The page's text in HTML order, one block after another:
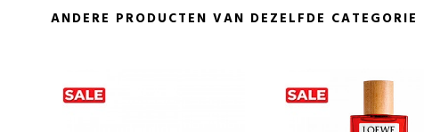
ANDERE PRODUCTEN VAN DEZELFDE CATEGORIE